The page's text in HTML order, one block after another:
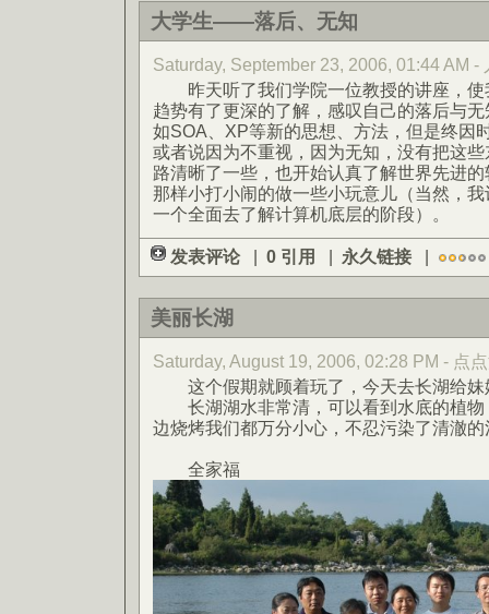
大学生——落后、无知
Saturday, September 23, 2006, 01:44 AM -
昨天听了我们学院一位教授的讲座，使
趋势有了更深的了解，感叹自己的落后与
如SOA、XP等新的思想、方法，但是终因
或者说因为不重视，因为无知，没有把这
路清晰了一些，也开始认真了解世界先进
那样小打小闹的做一些小玩意儿（当然，
一个全面去了解计算机底层的阶段）。
发表评论 | 0 引用 | 永久链接 |
美丽长湖
Saturday, August 19, 2006, 02:28 PM - 点
这个假期就顾着玩了，今天去长湖给妹
长湖湖水非常清，可以看到水底的植物
边烧烤我们都万分小心，不忍污染了清澈的
全家福